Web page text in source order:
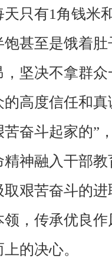
天只有1角钱米
饱甚至是饿着
，坚决不拿群
的高度信任和
苦奋斗起家的”
精神融入干部
取艰苦奋斗的
领，传承优良
上的决心。